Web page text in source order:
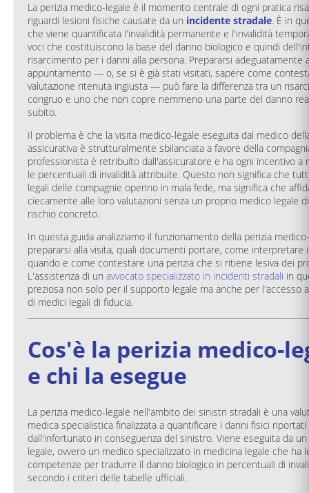
La perizia medico-legale è il momento centrale di ogni pratica
riguardi lesioni fisiche causate da un incidente stradale. È in
che viene quantificata l'invalidità permanente e l'invalidità
voci che costituiscono la base del danno biologico e quindi
risarcimento per i danni alla persona. Prepararsi adeguatamente
appuntamento — o, se si è già stati visitati, sapere come
valutazione ritenuta ingiusta — può fare la differenza tra un
congruo e uno che non copre nemmeno una parte del danno
subito.
Il problema è che la visita medico-legale eseguita dal medico
assicurativa è strutturalmente sbilanciata a favore della
professionista è retribuito dall'assicuratore e ha ogni incentivo a
le percentuali di invalidità attribuite. Questo non significa che
legali delle compagnie operino in mala fede, ma significa che
ciecamente alle loro valutazioni senza un proprio medico legale
rischio concreto.
In questa guida analizziamo il funzionamento della perizia
prepararsi alla visita, quali documenti portare, come interpretare
quando e come contestare una perizia che si ritiene lesiva dei
L'assistenza di un avvocato specializzato in incidenti stradali in
preziosa non solo per il supporto legale ma anche per l'accesso
di medici legali di fiducia.
Cos'è la perizia medico-
e chi la esegue
La perizia medico-legale nell'ambito dei sinistri stradali è una
medica specialistica finalizzata a quantificare i danni fisici riportati
dall'infortunato in conseguenza del sinistro. Viene eseguita da
legale, ovvero un medico specializzato in medicina legale che ha
competenze per tradurre il danno biologico in percentuali di
secondo i criteri delle tabelle ufficiali.